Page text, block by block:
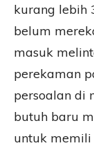
kurang lebih
belum
masuk
perekaman
persoalan di
butuh baru
untuk memili